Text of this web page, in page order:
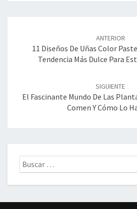
entradas
ANTERIOR
11 Diseños De Uñas Color
Tendencia Más Dulce Para
SIGUIENTE
El Fascinante Mundo De Las
Comen Y Cómo Lo
Buscar: